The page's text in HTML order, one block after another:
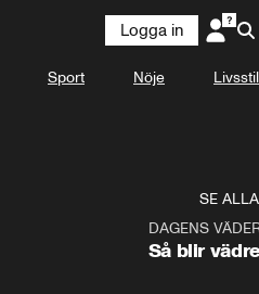
Logga in
Sport Nöje Livsstil
SE ALLA
DAGENS
Så blir